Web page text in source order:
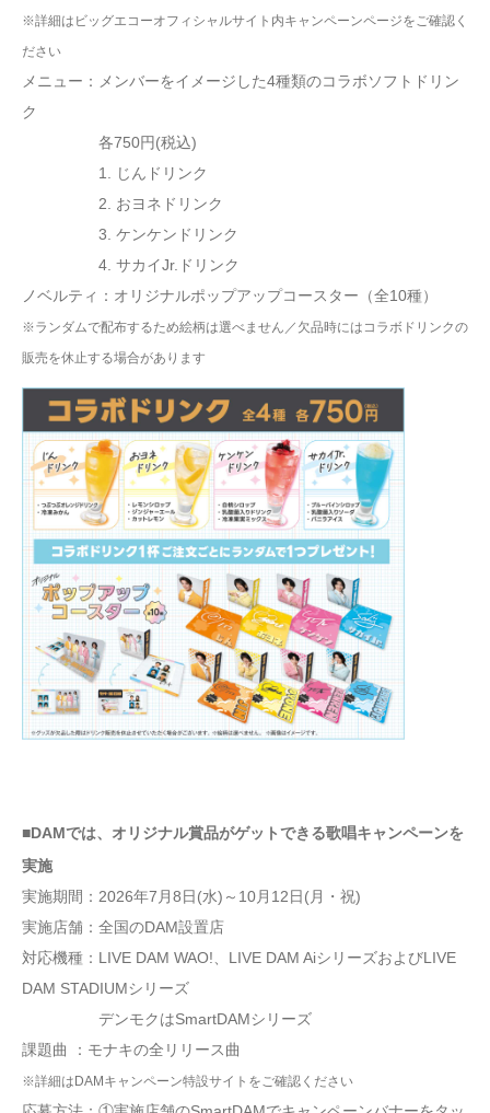
※詳細はビッグエコーオフィシャルサイト内キャンペーンページをご確認く
ださい
メニュー：メンバーをイメージした4種類のコラボソフトドリン
ク
各750円(税込)
1. じんドリンク
2. おヨネドリンク
3. ケンケンドリンク
4. サカイJr.ドリンク
ノベルティ：オリジナルポップアップコースター（全10種）
※ランダムで配布するため絵柄は選べません／欠品時にはコラボドリンクの
販売を休止する場合があります
■DAMでは、オリジナル賞品がゲットできる歌唱キャンペーンを
実施
実施期間：2026年7月8日(水)～10月12日(月・祝)
実施店舗：全国のDAM設置店
対応機種：LIVE DAM WAO!、LIVE DAM AiシリーズおよびLIVE
DAM STADIUMシリーズ
デンモクはSmartDAMシリーズ
課題曲 ：モナキの全リリース曲
※詳細はDAMキャンペーン特設サイトをご確認ください